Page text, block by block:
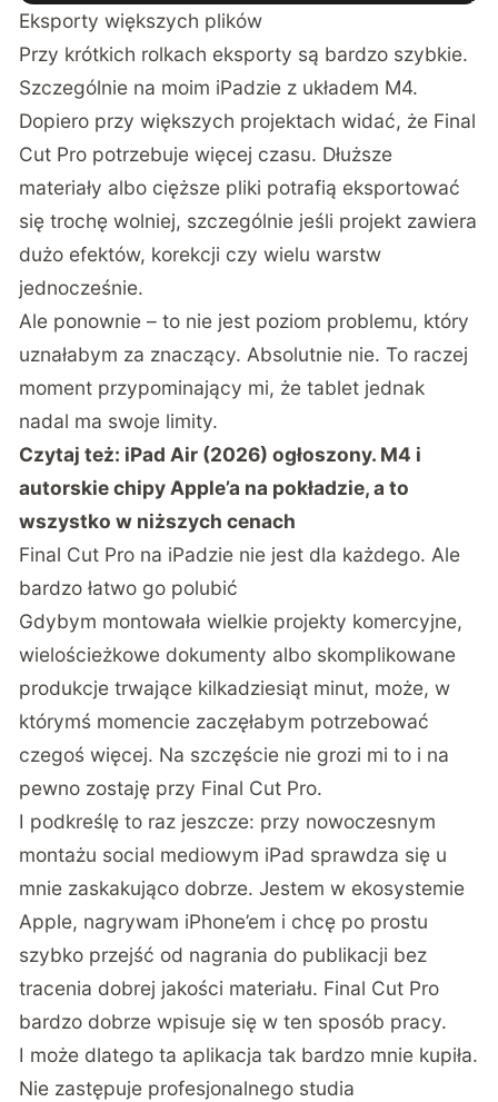
Eksporty większych plików
Przy krótkich rolkach eksporty są bardzo szybkie.
Szczególnie na moim iPadzie z układem M4.
Dopiero przy większych projektach widać, że Final
Cut Pro potrzebuje więcej czasu. Dłuższe
materiały albo cięższe pliki potrafią eksportować
się trochę wolniej, szczególnie jeśli projekt zawiera
dużo efektów, korekcji czy wielu warstw
jednocześnie.
Ale ponownie – to nie jest poziom problemu, który
uznałabym za znaczący. Absolutnie nie. To raczej
moment przypominający mi, że tablet jednak
nadal ma swoje limity.
Czytaj też: iPad Air (2026) ogłoszony. M4 i
autorskie chipy Apple’a na pokładzie, a to
wszystko w niższych cenach
Final Cut Pro na iPadzie nie jest dla każdego. Ale
bardzo łatwo go polubić
Gdybym montowała wielkie projekty komercyjne,
wielościeżkowe dokumenty albo skomplikowane
produkcje trwające kilkadziesiąt minut, może, w
którymś momencie zaczęłabym potrzebować
czegoś więcej. Na szczęście nie grozi mi to i na
pewno zostaję przy Final Cut Pro.
I podkreślę to raz jeszcze: przy nowoczesnym
montażu social mediowym iPad sprawdza się u
mnie zaskakująco dobrze. Jestem w ekosystemie
Apple, nagrywam iPhone’em i chcę po prostu
szybko przejść od nagrania do publikacji bez
tracenia dobrej jakości materiału. Final Cut Pro
bardzo dobrze wpisuje się w ten sposób pracy.
I może dlatego ta aplikacja tak bardzo mnie kupiła.
Nie zastępuje profesjonalnego studia